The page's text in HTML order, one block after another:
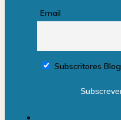
Email
Subscritores Blog